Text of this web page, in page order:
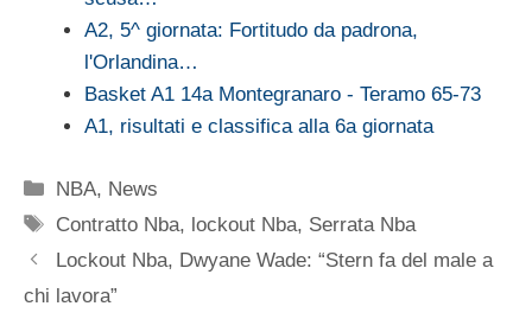
A2, 5^ giornata: Fortitudo da padrona,
l'Orlandina…
Basket A1 14a Montegranaro - Teramo 65-73
A1, risultati e classifica alla 6a giornata
Categorie
NBA, News
Tag
Contratto Nba, lockout Nba, Serrata Nba
Lockout Nba, Dwyane Wade: “Stern fa del male a
chi lavora”